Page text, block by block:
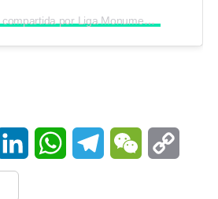
Una publicación compartida por Liga Monumental (@ligamonumental)
LinkedIn WhatsAppTelegramWeChat